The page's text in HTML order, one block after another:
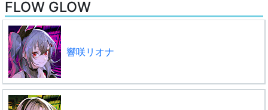
FLOW GLOW
響咲リオナ